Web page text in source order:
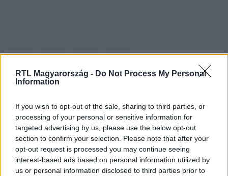
RTL Magyarország - Do Not Process My Personal
Information
If you wish to opt-out of the sale, sharing to third parties, or
processing of your personal or sensitive information for
targeted advertising by us, please use the below opt-out
section to confirm your selection. Please note that after your
opt-out request is processed you may continue seeing
interest-based ads based on personal information utilized by
us or personal information disclosed to third parties prior to
Kövess minket, és értesülj a friss
hírekről a Facebookon is!
Követem